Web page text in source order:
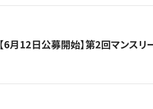
【6月12日公募開始】第2回マンス